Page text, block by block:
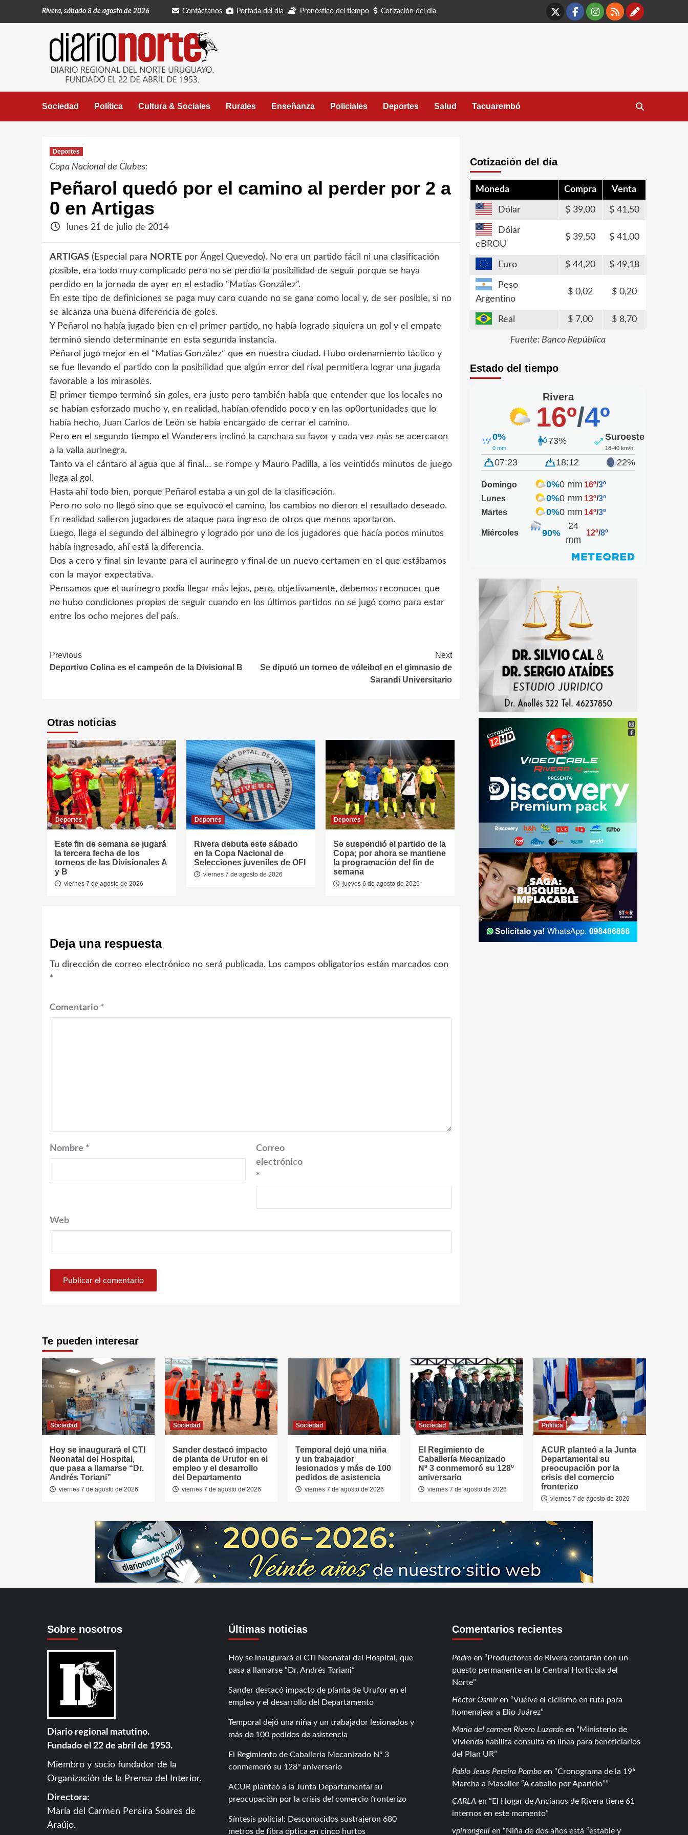
Rivera, sábado 8 de agosto de 2026 Contáctanos Portada del día Pronóstico del tiempo Cotización del día
X Facebook
Instagram
RSS
Sociedad Política Cultura & Sociales Rurales Enseñanza Policiales Deportes Salud Tacuarembó
Deportes
Copa Nacional de Clubes:
Peñarol quedó por el camino al perder por 2 a
0 en Artigas
lunes 21 de julio de 2014
ARTIGAS (Especial para NORTE por Ángel Quevedo). No era un partido fácil ni una clasificación
posible, era todo muy complicado pero no se perdió la posibilidad de seguir porque se haya
perdido en la jornada de ayer en el estadio “Matías González”.
En este tipo de definiciones se paga muy caro cuando no se gana como local y, de ser posible, si no
se alcanza una buena diferencia de goles.
Y Peñarol no había jugado bien en el primer partido, no había logrado siquiera un gol y el empate
terminó siendo determinante en esta segunda instancia.
Peñarol jugó mejor en el “Matías González” que en nuestra ciudad. Hubo ordenamiento táctico y
se fue llevando el partido con la posibilidad que algún error del rival permitiera lograr una jugada
favorable a los mirasoles.
El primer tiempo terminó sin goles, era justo pero también había que entender que los locales no
se habían esforzado mucho y, en realidad, habían ofendido poco y en las op0ortunidades que lo
había hecho, Juan Carlos de León se había encargado de cerrar el camino.
Pero en el segundo tiempo el Wanderers inclinó la cancha a su favor y cada vez más se acercaron
a la valla aurinegra.
Tanto va el cántaro al agua que al final… se rompe y Mauro Padilla, a los veintidós minutos de juego
llega al gol.
Hasta ahí todo bien, porque Peñarol estaba a un gol de la clasificación.
Pero no solo no llegó sino que se equivocó el camino, los cambios no dieron el resultado deseado.
En realidad salieron jugadores de ataque para ingreso de otros que menos aportaron.
Luego, llega el segundo del albinegro y logrado por uno de los jugadores que hacía pocos minutos
había ingresado, ahí está la diferencia.
Dos a cero y final sin levante para el aurinegro y final de un nuevo certamen en el que estábamos
con la mayor expectativa.
Pensamos que el aurinegro podía llegar más lejos, pero, objetivamente, debemos reconocer que
no hubo condiciones propias de seguir cuando en los últimos partidos no se jugó como para estar
entre los ocho mejores del país.
Continue
Reading
Previous
Deportivo Colina es el campeón de la Divisional B
Next
Se diputó un torneo de vóleibol en el gimnasio de
Sarandí Universitario
Otras noticias
Deportes
Este fin de semana se jugará
la tercera fecha de los
torneos de las Divisionales A
y B
viernes 7 de agosto de 2026
Deportes
Rivera debuta este sábado
en la Copa Nacional de
Selecciones juveniles de OFI
viernes 7 de agosto de 2026
Deportes
Se suspendió el partido de la
Copa; por ahora se mantiene
la programación del fin de
semana
jueves 6 de agosto de 2026
Deja una respuesta
Tu dirección de correo electrónico no será publicada. Los campos obligatorios están marcados con
*
Comentario *
Nombre *
Correo
electrónico
*
Web
Cotización del día
Moneda Compra Venta
Dólar 39,00 41,50
Dólar
eBROU
39,50 41,00
Euro 44,20 49,18
Peso
Argentino
0,02 0,20
Real 7,00 8,70
Fuente: Banco República
Estado del tiempo
Rivera
16º/4º
0%
0 mm
73% Suroeste
18-40 km/h
07:23 18:12 22%
Domingo 0%0 mm 16º/3º
Lunes
0%0 mm 13º/3º
Martes
0%0 mm 14º/3º
Miércoles 90%
24
mm
12º/8º
Te pueden interesar
Sociedad
Hoy se inaugurará el CTI
Neonatal del Hospital,
que pasa a llamarse “Dr.
Andrés Toriani”
viernes 7 de agosto de 2026
Sociedad
Sander destacó impacto
de planta de Urufor en el
empleo y el desarrollo
del Departamento
viernes 7 de agosto de 2026
Sociedad
Temporal dejó una niña
y un trabajador
lesionados y más de 100
pedidos de asistencia
viernes 7 de agosto de 2026
Sociedad
El Regimiento de
Caballería Mecanizado
Nº 3 conmemoró su 128º
aniversario
viernes 7 de agosto de 2026
Política
ACUR planteó a la Junta
Departamental su
preocupación por la
crisis del comercio
fronterizo
viernes 7 de agosto de 2026
Sobre nosotros
Diario regional matutino.
Fundado el 22 de abril de 1953.
Miembro y socio fundador de la
Organización de la Prensa del Interior.
Directora:
María del Carmen Pereira Soares de
Araújo.
Últimas noticias
Hoy se inaugurará el CTI Neonatal del Hospital, que
pasa a llamarse “Dr. Andrés Toriani”
Sander destacó impacto de planta de Urufor en el
empleo y el desarrollo del Departamento
Temporal dejó una niña y un trabajador lesionados y
más de 100 pedidos de asistencia
El Regimiento de Caballería Mecanizado Nº 3
conmemoró su 128º aniversario
ACUR planteó a la Junta Departamental su
preocupación por la crisis del comercio fronterizo
Síntesis policial: Desconocidos sustrajeron 680
metros de fibra óptica en cinco hurtos
Comentarios recientes
Pedroen
Productores de Rivera contarán con un
puesto permanente en la Central Hortícola del
Norte
Hector Osmiren
Vuelve el ciclismo en ruta para
homenajear a Elio Juárez
Maria del carmen Rivero Luzardoen
Ministerio de
Vivienda habilita consulta en línea para beneficiarios
del Plan UR
Pablo Jesus Pereira Pomboen
Cronograma de la 19ª
Marcha a Masoller “A caballo por Aparicio”
CARLA en
El Hogar de Ancianos de Rivera tiene 61
internos en este momento
vpirrongellien Niña de dos años está “estable y